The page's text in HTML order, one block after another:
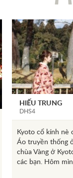
HIẾU TRUNG
DHS4
Kyoto cổ kính nè
Áo truyền thống
chùa Vàng ở
các bạn. Hôm